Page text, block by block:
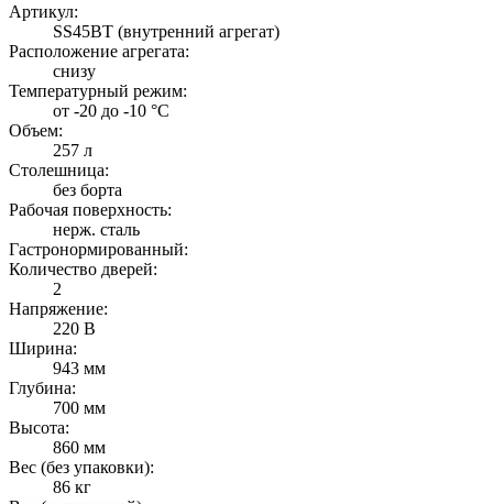
Артикул:
SS45BT (внутренний агрегат)
Расположение агрегата:
снизу
Температурный режим:
от -20 до -10 °С
Объем:
257 л
Столешница:
без борта
Рабочая поверхность:
нерж. сталь
Гастронормированный:
Количество дверей:
2
Напряжение:
220 В
Ширина:
943 мм
Глубина:
700 мм
Высота:
860 мм
Вес (без упаковки):
86 кг